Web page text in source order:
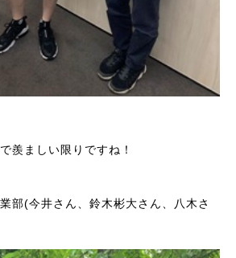
羨ましい限りですね！
部(今井さん、鈴木彬大さん、八木さ